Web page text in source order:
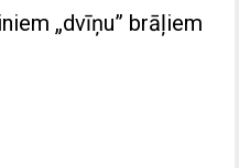
„dvīņu” brāļiem